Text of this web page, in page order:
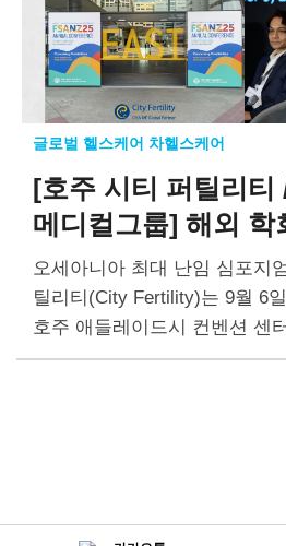
글로벌 헬스케어 차헬스케어
[호주 시티 퍼틸리티
메디컬그룹] 해외 학
분야 최신 지견 공유
오세아니아 최대 난임 심포지
틸리티(City Fertility)는 9월 6
호주 애들레이드시 컨벤션 센
n Centre)에서 열린 ‘호주∙뉴